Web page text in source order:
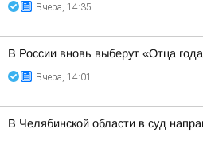
Вчера, 14:35
В России вновь выберут «Отца
Вчера, 14:01
В Челябинской области в суд